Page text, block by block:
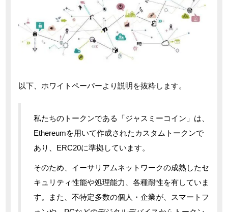
以下、ホワイトペーパーより説明を抜粋します。
私たちのトークンである「ジャスミーコイン」は、
Ethereumを用いて作成されたカスタムトークンで
あり、ERC20に準拠しています。
そのため、イーサリアムネットワークの成熟したセ
キュリティ性能や処理能力、各種耐性を有していま
す。また、不特定多数の個人・企業が、スマートフ